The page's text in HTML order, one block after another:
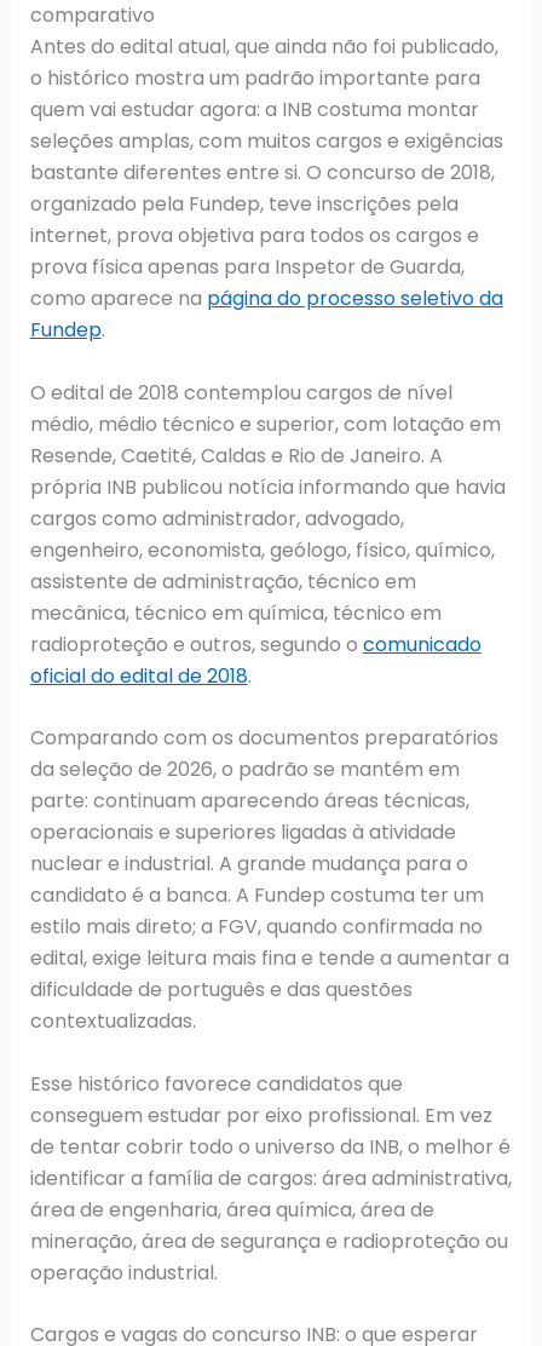
comparativo
Antes do edital atual, que ainda não foi publicado,
o histórico mostra um padrão importante para
quem vai estudar agora: a INB costuma montar
seleções amplas, com muitos cargos e exigências
bastante diferentes entre si. O concurso de 2018,
organizado pela Fundep, teve inscrições pela
internet, prova objetiva para todos os cargos e
prova física apenas para Inspetor de Guarda,
como aparece na página do processo seletivo da
Fundep.
O edital de 2018 contemplou cargos de nível
médio, médio técnico e superior, com lotação em
Resende, Caetité, Caldas e Rio de Janeiro. A
própria INB publicou notícia informando que havia
cargos como administrador, advogado,
engenheiro, economista, geólogo, físico, químico,
assistente de administração, técnico em
mecânica, técnico em química, técnico em
radioproteção e outros, segundo o comunicado
oficial do edital de 2018.
Comparando com os documentos preparatórios
da seleção de 2026, o padrão se mantém em
parte: continuam aparecendo áreas técnicas,
operacionais e superiores ligadas à atividade
nuclear e industrial. A grande mudança para o
candidato é a banca. A Fundep costuma ter um
estilo mais direto; a FGV, quando confirmada no
edital, exige leitura mais fina e tende a aumentar a
dificuldade de português e das questões
contextualizadas.
Esse histórico favorece candidatos que
conseguem estudar por eixo profissional. Em vez
de tentar cobrir todo o universo da INB, o melhor é
identificar a família de cargos: área administrativa,
área de engenharia, área química, área de
mineração, área de segurança e radioproteção ou
operação industrial.
Cargos e vagas do concurso INB: o que esperar